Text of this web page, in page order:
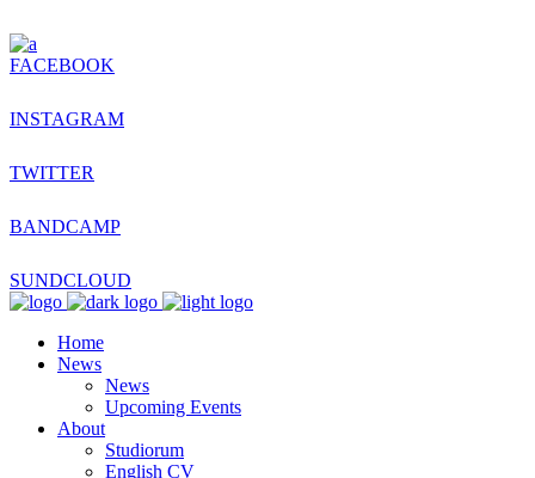
FACEBOOK
INSTAGRAM
TWITTER
BANDCAMP
SUNDCLOUD
Home
News
News
Upcoming Events
About
Studiorum
English CV